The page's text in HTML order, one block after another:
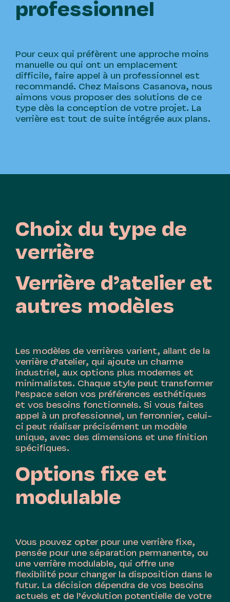
professionnel
Pour ceux qui préfèrent une approche moins
manuelle ou qui ont un emplacement
difficile, faire appel à un professionnel est
recommandé. Chez Maisons Casanova, nous
aimons vous proposer des solutions de ce
type dès la conception de votre projet. La
verrière est tout de suite intégrée aux plans.
Choix du type de
verrière
Verrière d’atelier et
autres modèles
Les modèles de verrières varient, allant de la
verrière d’atelier, qui ajoute un charme
industriel, aux options plus modernes et
minimalistes. Chaque style peut transformer
l’espace selon vos préférences esthétiques
et vos besoins fonctionnels. Si vous faites
appel à un professionnel, un ferronnier, celui-
ci peut réaliser précisément un modèle
unique, avec des dimensions et une finition
spécifiques.
Options fixe et
modulable
Vous pouvez opter pour une verrière fixe,
pensée pour une séparation permanente, ou
une verrière modulable, qui offre une
flexibilité pour changer la disposition dans le
futur. La décision dépendra de vos besoins
actuels et de l’évolution potentielle de votre